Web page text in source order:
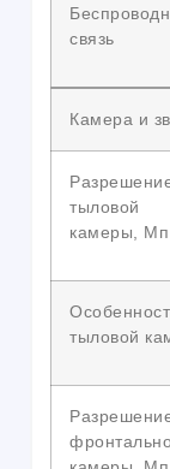
связь
Камера и
тыловой
камеры, Мп
тыловой